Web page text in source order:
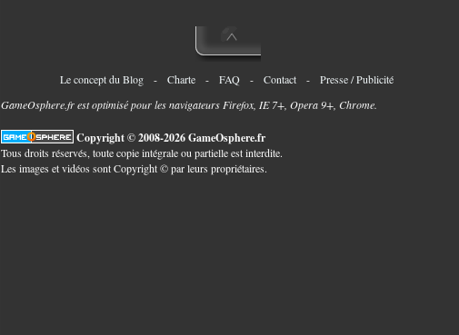
Le concept du Blog - Charte - FAQ - Contact -
Presse / Publicité
GameOsphere.fr est optimisé pour les navigateurs Firefox, IE 7+, Opera 9+, Chrome.
Copyright © 2008-2026 GameOsphere.fr
Tous droits réservés, toute copie intégrale ou partielle est interdite.
Les images et vidéos sont Copyright © par leurs propriétaires.